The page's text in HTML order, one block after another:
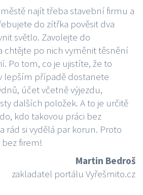
najít třeba stavební firmu a
do zítřka pověsit dva
světlo. Zavolejte do
chtějte po nich vyměnit těsnění
Po tom, co je ujistíte, že to
lepším případě dostanete
účet včetně výjezdu,
dalších položek. A to je určitě
kdo takovou práci bez
rád si vydělá par korun. Proto
bez firem!
Martin Bedroš
zakladatel portálu Vyřešmito.cz